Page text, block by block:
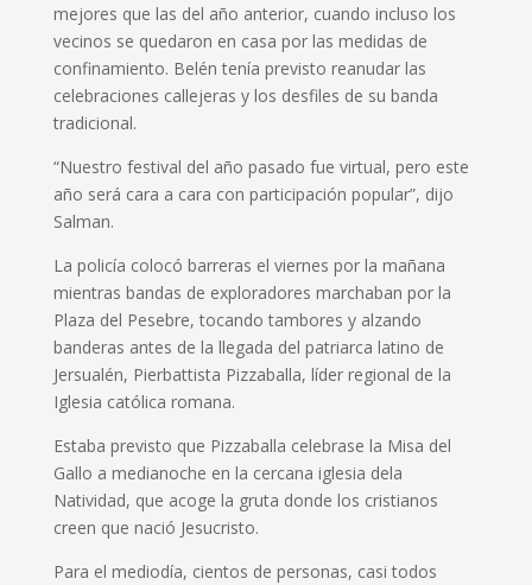
mejores que las del año anterior, cuando incluso los
vecinos se quedaron en casa por las medidas de
confinamiento. Belén tenía previsto reanudar las
celebraciones callejeras y los desfiles de su banda
tradicional.
“Nuestro festival del año pasado fue virtual, pero este
año será cara a cara con participación popular”, dijo
Salman.
La policía colocó barreras el viernes por la mañana
mientras bandas de exploradores marchaban por la
Plaza del Pesebre, tocando tambores y alzando
banderas antes de la llegada del patriarca latino de
Jersualén, Pierbattista Pizzaballa, líder regional de la
Iglesia católica romana.
Estaba previsto que Pizzaballa celebrase la Misa del
Gallo a medianoche en la cercana iglesia dela
Natividad, que acoge la gruta donde los cristianos
creen que nació Jesucristo.
Para el mediodía, cientos de personas, casi todos